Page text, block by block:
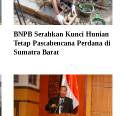
BNPB Serahkan Kunci Hunian
Tetap Pascabencana Perdana di
Sumatra Barat